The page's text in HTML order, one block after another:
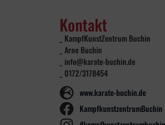
Kontakt
_ KampfKunstZentrum Buchin
_ Arne Buchin
_ info@karate-buchin.de
_ 0172/3178454
www.karate-buchin.de
KampfkunstzentrumBuchin